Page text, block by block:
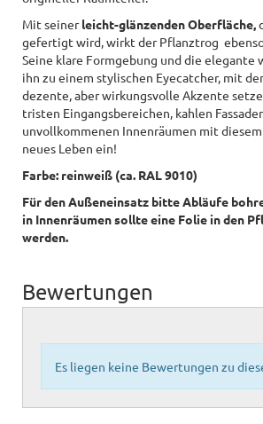
Mit seinerleicht-glänzenden Oberfläche,
gefertigt wird, wirkt der Pflanztrog
Seine klare Formgebung und die elegante
ihn zu einem stylischen Eyecatcher, mit
dezente, aber wirkungsvolle Akzente
tristen Eingangsbereichen, kahlen
unvollkommenen Innenräumen mit
neues Leben ein!
Farbe: reinweiß (ca. RAL 9010)
Für den Außeneinsatz bitte Abläufe
in Innenräumen sollte eine Folie in den
werden.
Bewertungen
Es liegen keine Bewertungen zu